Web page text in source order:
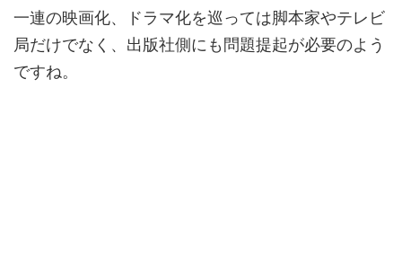
一連の映画化、ドラマ化を巡っては脚本家やテレビ
局だけでなく、出版社側にも問題提起が必要のよう
ですね。